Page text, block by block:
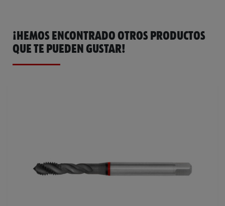
¡HEMOS ENCONTRADO OTROS PRODUCTOS
QUE TE PUEDEN GUSTAR!